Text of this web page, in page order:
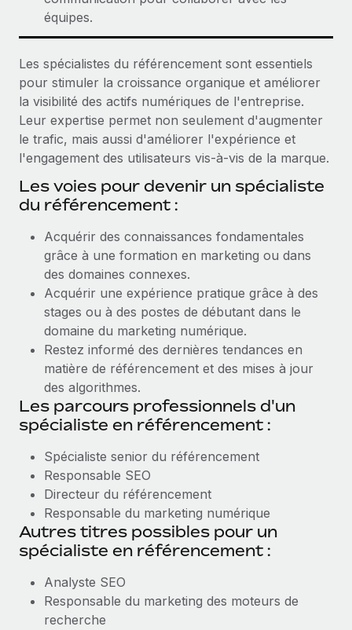
équipes.
Les spécialistes du référencement sont essentiels
pour stimuler la croissance organique et améliorer
la visibilité des actifs numériques de l'entreprise.
Leur expertise permet non seulement d'augmenter
le trafic, mais aussi d'améliorer l'expérience et
l'engagement des utilisateurs vis-à-vis de la marque.
Les voies pour devenir un spécialiste
du référencement :
Acquérir des connaissances fondamentales
grâce à une formation en marketing ou dans
des domaines connexes.
Acquérir une expérience pratique grâce à des
stages ou à des postes de débutant dans le
domaine du marketing numérique.
Restez informé des dernières tendances en
matière de référencement et des mises à jour
des algorithmes.
Les parcours professionnels d'un
spécialiste en référencement :
Spécialiste senior du référencement
Responsable SEO
Directeur du référencement
Responsable du marketing numérique
Autres titres possibles pour un
spécialiste en référencement :
Analyste SEO
Responsable du marketing des moteurs de
recherche